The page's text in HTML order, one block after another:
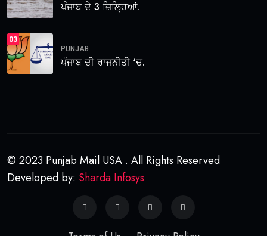
ਪੰਜਾਬ ਦੇ 3 ਜ਼ਿਲ੍ਹਿਆਂ.
03
PUNJAB
ਪੰਜਾਬ ਦੀ ਰਾਜਨੀਤੀ ‘ਚ.
© 2023 Punjab Mail USA . All Rights Reserved
Developed by: Sharda Infosys